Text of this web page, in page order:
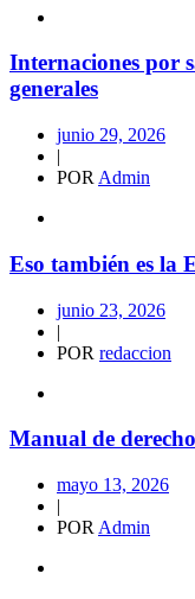
Internaciones por
generales
junio 29, 2026
|
POR Admin
Eso también es la
junio 23, 2026
|
POR redaccion
Manual de
mayo 13, 2026
|
POR Admin